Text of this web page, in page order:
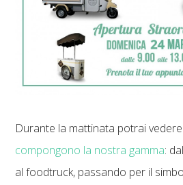
Durante la mattinata potrai
compongono la nostra gamma:
al foodtruck, passando per il